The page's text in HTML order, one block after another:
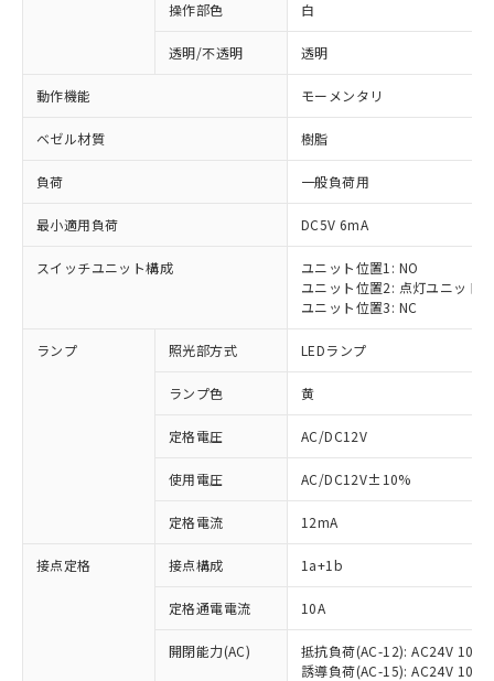
操作部色 白
透明/不透明 透明
動作機能 モーメンタリ
ベゼル材質 樹脂
負荷 一般負荷用
最小適用負荷 DC5V 6mA
スイッチユニット構成
ユニット位置1: NO
ユニット位置2: 点灯ユニット
ユニット位置3: NC
ランプ 照光部方式 LEDランプ
ランプ色 黄
定格電圧 AC/DC12V
使用電圧 AC/DC12V±10%
定格電流 12mA
接点定格 接点構成 1a+1b
定格通電電流 10A
開閉能力(AC)
抵抗負荷(AC-12): AC24V 10A/
誘導負荷(AC-15): AC24V
対応済み：EU RoHS指令（10物質）の
非含有に対応した製品が提供可能な商品で